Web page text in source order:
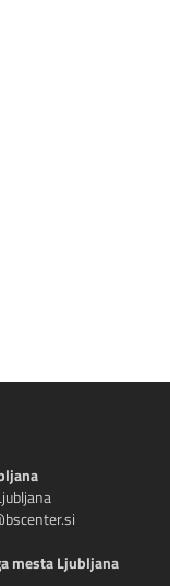
mesta Ljubljana